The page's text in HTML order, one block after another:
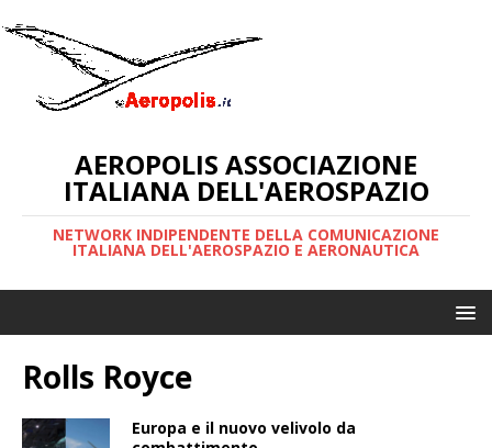
AEROPOLIS ASSOCIAZIONE
ITALIANA DELL'AEROSPAZIO
NETWORK INDIPENDENTE DELLA COMUNICAZIONE
ITALIANA DELL'AEROSPAZIO E AERONAUTICA
Rolls Royce
Europa e il nuovo velivolo da